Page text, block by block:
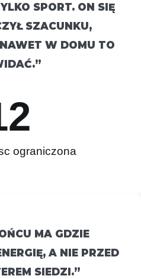
SPORT. ON SIĘ
SZACUNKU,
W DOMU TO
ograniczona
MA GDZIE
A NIE PRZED
SIEDZI.”